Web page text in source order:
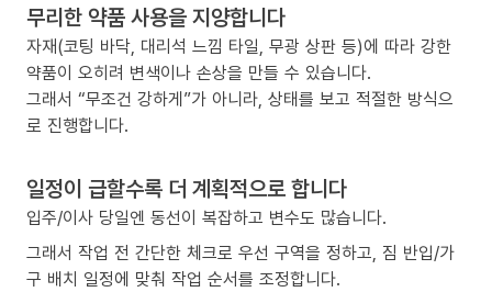
무리한 약품 사용을 지양합니다
자재(코팅 바닥, 대리석 느낌 타일, 무광 상판 등)에 따라 강한
약품이 오히려 변색이나 손상을 만들 수 있습니다.
그래서 “무조건 강하게”가 아니라, 상태를 보고 적절한 방식으
로 진행합니다.
일정이 급할수록 더 계획적으로 합니다
입주/이사 당일엔 동선이 복잡하고 변수도 많습니다.
그래서 작업 전 간단한 체크로 우선 구역을 정하고, 짐 반입/가
구 배치 일정에 맞춰 작업 순서를 조정합니다.